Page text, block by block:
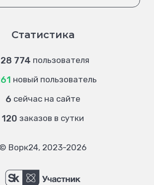
Статистика
774 пользователя
новый пользователь
6 сейчас на сайте
120 заказов в сутки
© Ворк24, 2023-2026